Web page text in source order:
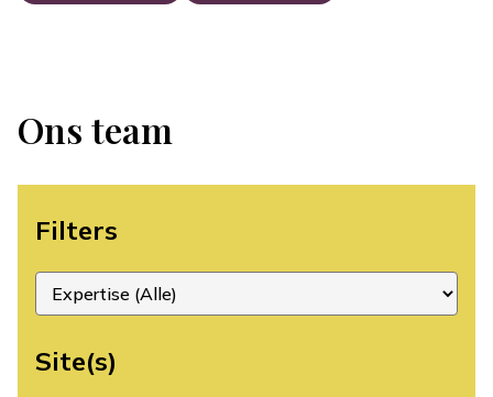
Ons team
Filters
Site(s)